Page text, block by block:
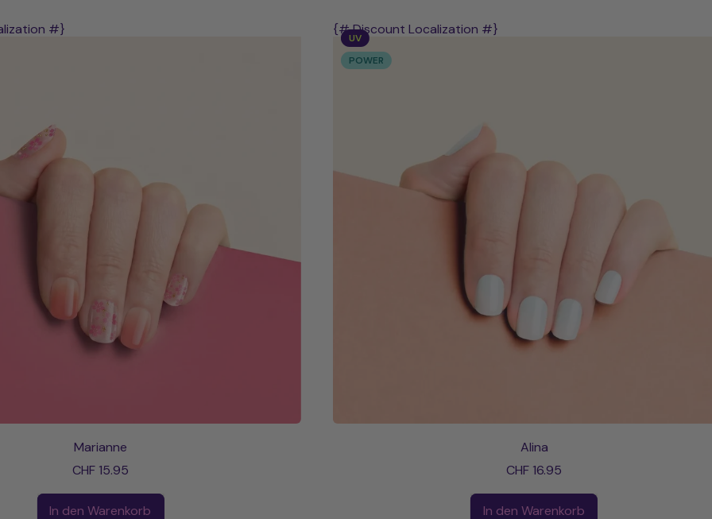
#}
Marianne
CHF 15.95
Preis
In den Warenkorb
UV
POWER
{# Discount Localization #}
Alina
CHF 16.95
Normaler Preis
In den Warenkorb